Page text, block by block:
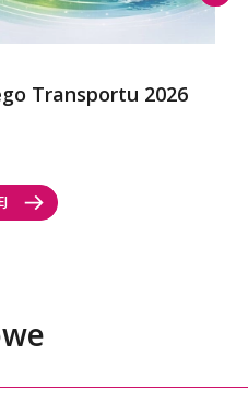
Transportu 2026